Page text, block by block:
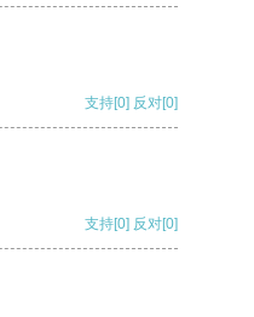
支持[0] 反对[0]
支持[0] 反对[0]